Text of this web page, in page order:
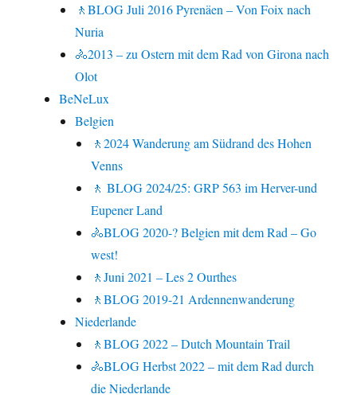
🚶BLOG Juli 2016 Pyrenäen – Von Foix nach
Nuria
🚴2013 – zu Ostern mit dem Rad von Girona nach
Olot
BeNeLux
Belgien
🚶2024 Wanderung am Südrand des Hohen
Venns
🚶 BLOG 2024/25: GRP 563 im Herver-und
Eupener Land
🚴BLOG 2020-? Belgien mit dem Rad – Go
west!
🚶Juni 2021 – Les 2 Ourthes
🚶BLOG 2019-21 Ardennenwanderung
Niederlande
🚶BLOG 2022 – Dutch Mountain Trail
🚴BLOG Herbst 2022 – mit dem Rad durch
die Niederlande